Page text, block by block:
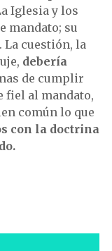
Iglesia y los
mandato; su
cuestión, la
debería
de cumplir
fiel al mandato,
común lo que
con la doctrina